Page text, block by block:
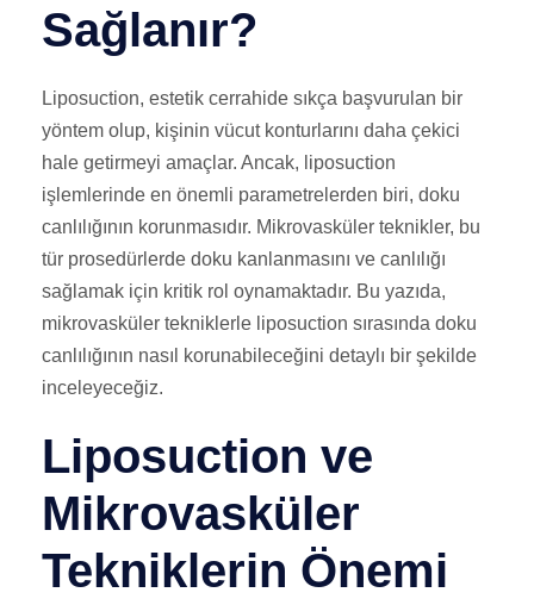
Sağlanır?
Liposuction, estetik cerrahide sıkça başvurulan bir
yöntem olup, kişinin vücut konturlarını daha çekici
hale getirmeyi amaçlar. Ancak, liposuction
işlemlerinde en önemli parametrelerden biri, doku
canlılığının korunmasıdır. Mikrovasküler teknikler, bu
tür prosedürlerde doku kanlanmasını ve canlılığı
sağlamak için kritik rol oynamaktadır. Bu yazıda,
mikrovasküler tekniklerle liposuction sırasında doku
canlılığının nasıl korunabileceğini detaylı bir şekilde
inceleyeceğiz.
Liposuction ve
Mikrovasküler
Tekniklerin Önemi